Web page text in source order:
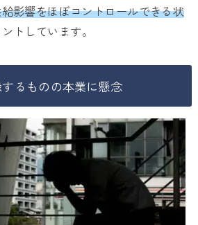
影響をほぼコントロールできる状
トしています。
るものの本業に懸念